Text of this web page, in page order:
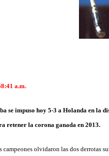
a.m.
se impuso hoy 5-3 a Holanda en la
retener la corona ganada en 2013.
campeones olvidaron las dos derrotas